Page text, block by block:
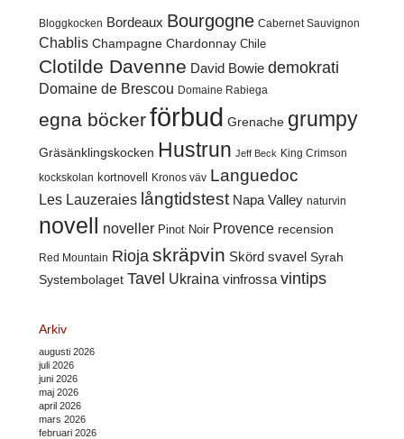
Bloggkocken Bordeaux Bourgogne Cabernet Sauvignon
Chablis Champagne Chardonnay Chile
Clotilde Davenne David Bowie demokrati
Domaine de Brescou Domaine Rabiega
egna böckerförbud Grenache grumpy
Gräsänklingskocken Hustrun Jeff Beck King Crimson
kockskolan kortnovell Kronos väv Languedoc
Les Lauzeraies långtidstest Napa Valley naturvin
novell noveller Pinot Noir Provence recension
Red Mountain Rioja skräpvin Skörd svavel Syrah
Systembolaget Tavel Ukraina vinfrossa vintips
Arkiv
augusti 2026
juli 2026
juni 2026
maj 2026
april 2026
mars 2026
februari 2026